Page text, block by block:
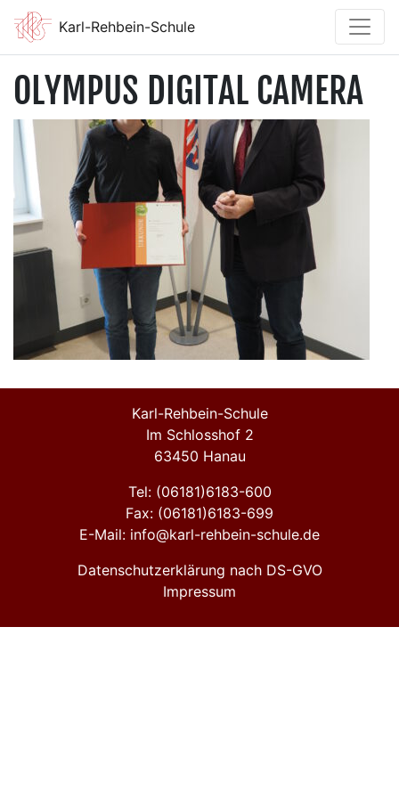
Karl-Rehbein-Schule
OLYMPUS DIGITAL CAMERA
Karl-Rehbein-Schule
Im Schlosshof 2
63450 Hanau
Tel: (06181)6183-600
Fax: (06181)6183-699
E-Mail: info@karl-rehbein-schule.de
Datenschutzerklärung nach DS-GVO
Impressum